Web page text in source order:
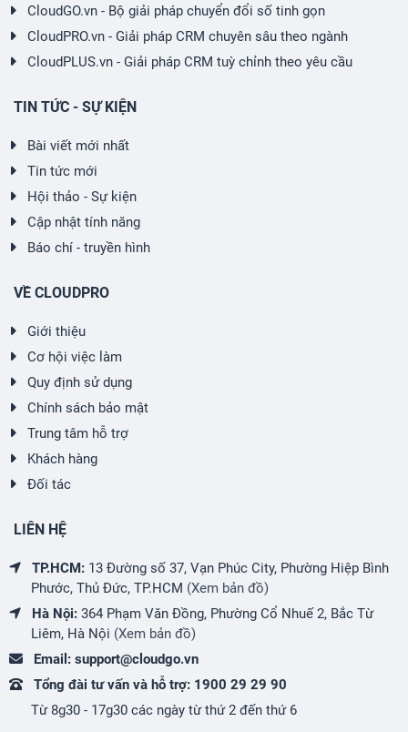
CloudGO.vn - Bộ giải pháp chuyển đổi số tinh gọn
CloudPRO.vn - Giải pháp CRM chuyên sâu theo ngành
CloudPLUS.vn - Giải pháp CRM tuỳ chỉnh theo yêu cầu
TIN TỨC - SỰ KIỆN
Bài viết mới nhất
Tin tức mới
Hội thảo - Sự kiện
Cập nhật tính năng
Báo chí - truyền hình
VỀ CLOUDPRO
Giới thiệu
Cơ hội việc làm
Quy định sử dụng
Chính sách bảo mật
Trung tâm hỗ trợ
Khách hàng
Đối tác
LIÊN HỆ
TP.HCM: 13 Đường số 37, Vạn Phúc City, Phường Hiệp Bình
Phước, Thủ Đức, TP.HCM (Xem bản đồ)
Hà Nội:364 Phạm Văn Đồng, Phường Cổ Nhuế 2, Bắc Từ
Liêm, Hà Nội (Xem bản đồ)
Email:support@cloudgo.vn
Tổng đài tư vấn và hỗ trợ: 1900 29 29 90
Từ 8g30 - 17g30 các ngày từ thứ 2 đến thứ 6